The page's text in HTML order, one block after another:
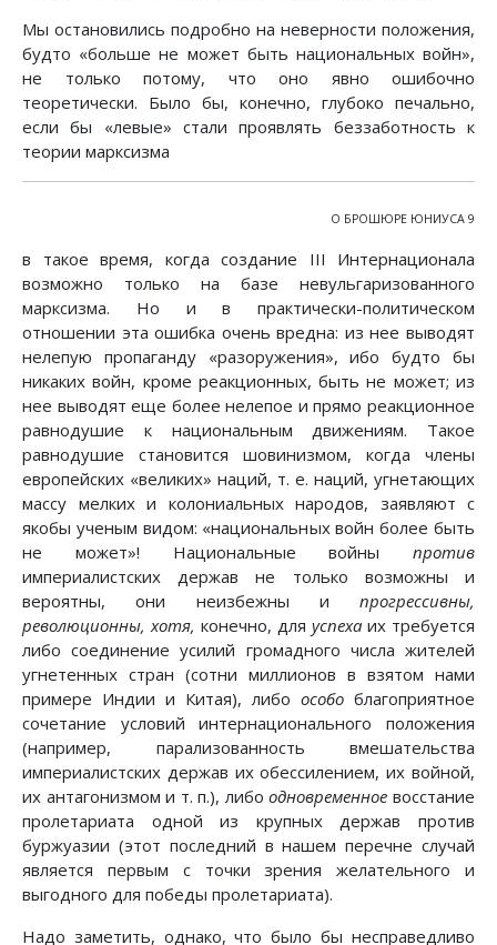
Мы остановились подробно на неверности положения,
будто «больше не может быть национальных войн»,
не только потому, что оно явно ошибочно
теоретически. Было бы, конечно, глубоко печально,
если бы «левые» стали проявлять беззаботность к
теории марксизма
О БРОШЮРЕ ЮНИУСА 9
в такое время, когда создание III Интернационала
возможно только на базе невульгаризованного
марксизма. Но и в практически-политическом
отношении эта ошибка очень вредна: из нее выводят
нелепую пропаганду «разоружения», ибо будто бы
никаких войн, кроме реакционных, быть не может; из
нее выводят еще более нелепое и прямо реакционное
равнодушие к национальным движениям. Такое
равнодушие становится шовинизмом, когда члены
европейских «великих» наций, т. е. наций, угнетающих
массу мелких и колониальных народов, заявляют с
якобы ученым видом: «национальных войн более быть
не может»! Национальные войны против
империалистских держав не только возможны и
вероятны, они неизбежны и прогрессивны,
революционны, хотя, конечно, для успеха их требуется
либо соединение усилий громадного числа жителей
угнетенных стран (сотни миллионов в взятом нами
примере Индии и Китая), либо особо благоприятное
сочетание условий интернационального положения
(например, парализованность вмешательства
империалистских держав их обессилением, их войной,
их антагонизмом и т. п.), либоодновременное восстание
пролетариата одной из крупных держав против
буржуазии (этот последний в нашем перечне случай
является первым с точки зрения желательного и
выгодного для победы пролетариата).
Надо заметить, однако, что было бы несправедливо